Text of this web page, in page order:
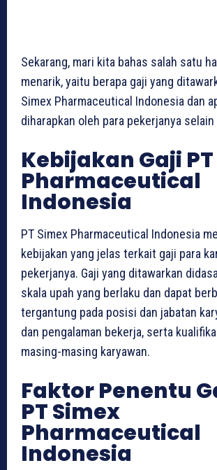
Sekarang, mari kita bahas salah satu
menarik, yaitu berapa gaji yang
Simex Pharmaceutical Indonesia dan
diharapkan oleh para pekerjanya
Kebijakan Gaji
Pharmaceutical
Indonesia
PT Simex Pharmaceutical Indonesia
kebijakan yang jelas terkait gaji para
pekerjanya. Gaji yang ditawarkan
skala upah yang berlaku dan dapat
tergantung pada posisi dan jabatan
dan pengalaman bekerja, serta
masing-masing karyawan.
Faktor Penentu
PT Simex
Pharmaceutical
Indonesia